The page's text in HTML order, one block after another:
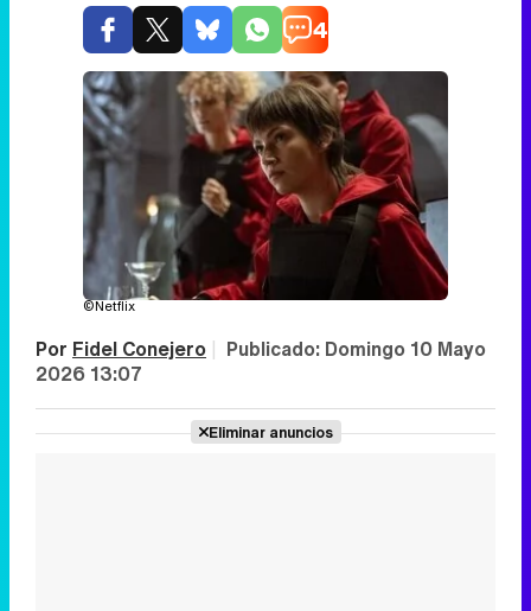
4
©Netflix
Por Fidel Conejero | Publicado: Domingo 10 Mayo
2026 13:07
Eliminar anuncios